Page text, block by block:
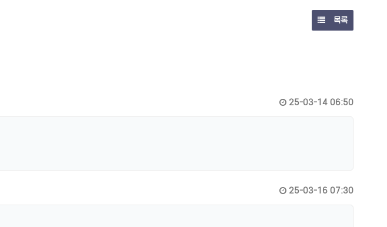
목록
25-03-14 06:50
25-03-16 07:30